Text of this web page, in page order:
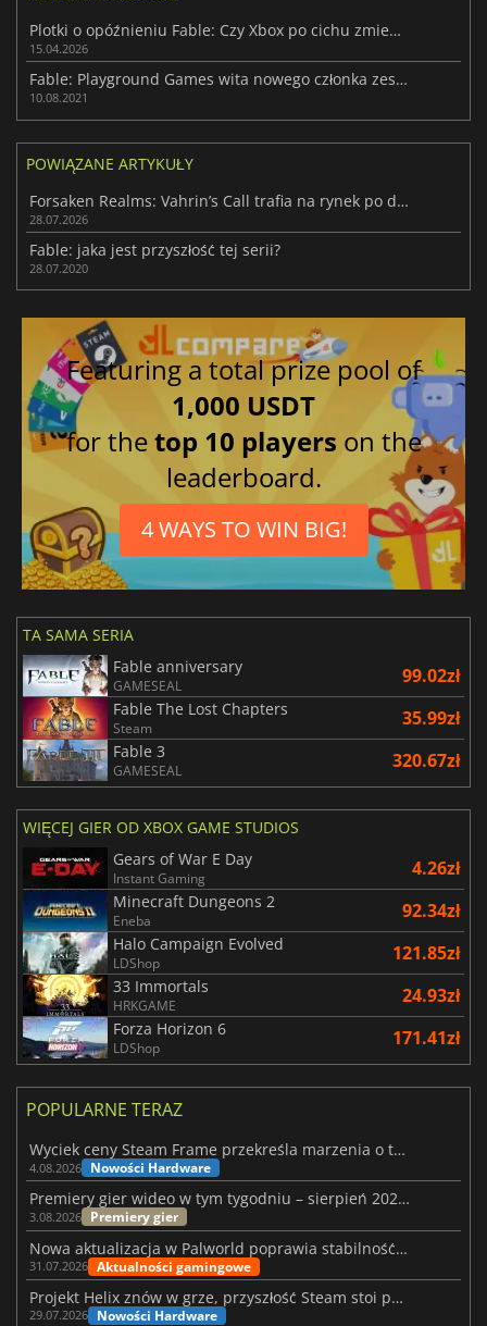
Plotki o opóźnieniu Fable: Czy Xbox po cichu zmienia teraz plan wydawniczy?
15.04.2026
Fable: Playground Games wita nowego członka zespołu
10.08.2021
POWIĄZANE ARTYKUŁY
Forsaken Realms: Vahrin’s Call trafia na rynek po dziesięciu latach prac
28.07.2026
Fable: jaka jest przyszłość tej serii?
28.07.2020
Featuring a total prize pool of
1,000 USDT
for thetop 10 players on the
leaderboard.
4 WAYS TO WIN BIG!
TA SAMA SERIA
Fable anniversary
GAMESEAL 99.02zł
Fable The Lost Chapters
Steam 35.99zł
Fable 3
GAMESEAL 320.67zł
WIĘCEJ GIER OD XBOX GAME STUDIOS
Gears of War E Day
Instant Gaming 4.26zł
Minecraft Dungeons 2
Eneba 92.34zł
Halo Campaign Evolved
LDShop 121.85zł
33 Immortals
HRKGAME 24.93zł
Forza Horizon 6
LDShop 171.41zł
POPULARNE TERAZ
Wyciek ceny Steam Frame przekreśla marzenia o tanim zestawie VR
4.08.2026 Nowości Hardware
Premiery gier wideo w tym tygodniu – sierpień 2026 r. (32. tydzień)
3.08.2026 Premiery gier
Nowa aktualizacja w Palworld poprawia stabilność Sunreach i walk z bossami
31.07.2026 Aktualności gamingowe
Projekt Helix znów w grze, przyszłość Steam stoi pod znakiem zapytania
29.07.2026 Nowości Hardware